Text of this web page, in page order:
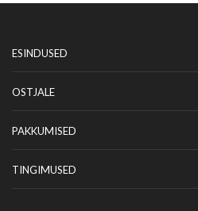
ESINDUSED
OSTJALE
PAKKUMISED
TINGIMUSED